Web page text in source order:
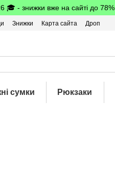
🎓 - знижки вже на сайті до 78%
Знижки Карта сайта
Дроп
сумки Рюкзаки